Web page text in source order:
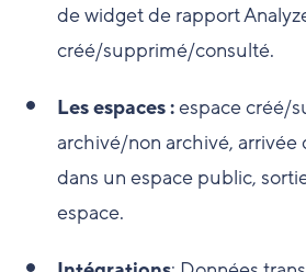
de widget de rapport
créé/supprimé/consulté.
Les espaces :espace créé/
archivé/non archivé,
dans un espace public,
espace.